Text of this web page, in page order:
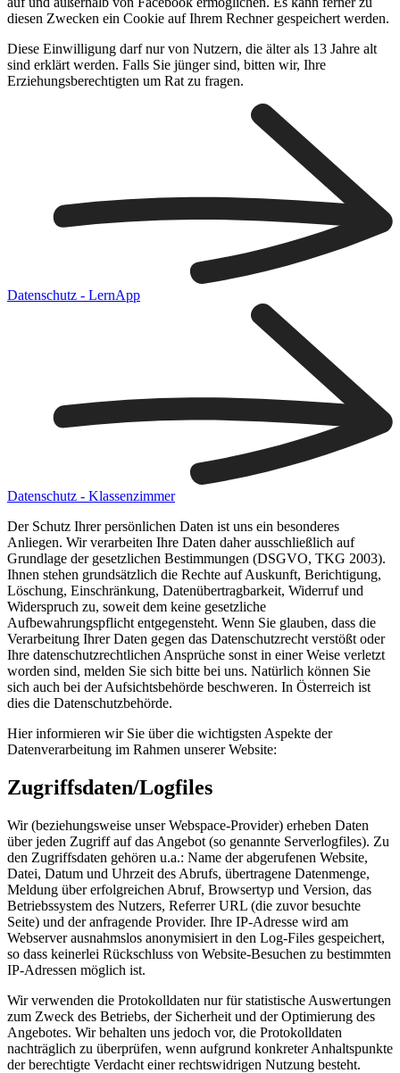
diesen Zwecken ein Cookie auf Ihrem Rechner gespeichert werden.
Diese Einwilligung darf nur von Nutzern, die älter als 13 Jahre alt
sind erklärt werden. Falls Sie jünger sind, bitten wir, Ihre
Erziehungsberechtigten um Rat zu fragen.
Datenschutz - LernApp
Datenschutz - Klassenzimmer
Der Schutz Ihrer persönlichen Daten ist uns ein besonderes
Anliegen. Wir verarbeiten Ihre Daten daher ausschließlich auf
Grundlage der gesetzlichen Bestimmungen (DSGVO, TKG 2003).
Ihnen stehen grundsätzlich die Rechte auf Auskunft, Berichtigung,
Löschung, Einschränkung, Datenübertragbarkeit, Widerruf und
Widerspruch zu, soweit dem keine gesetzliche
Aufbewahrungspflicht entgegensteht. Wenn Sie glauben, dass die
Verarbeitung Ihrer Daten gegen das Datenschutzrecht verstößt oder
Ihre datenschutzrechtlichen Ansprüche sonst in einer Weise verletzt
worden sind, melden Sie sich bitte bei uns. Natürlich können Sie
sich auch bei der Aufsichtsbehörde beschweren. In Österreich ist
dies die Datenschutzbehörde.
Hier informieren wir Sie über die wichtigsten Aspekte der
Datenverarbeitung im Rahmen unserer Website:
Zugriffsdaten/Logfiles
Wir (beziehungsweise unser Webspace-Provider) erheben Daten
über jeden Zugriff auf das Angebot (so genannte Serverlogfiles). Zu
den Zugriffsdaten gehören u.a.: Name der abgerufenen Website,
Datei, Datum und Uhrzeit des Abrufs, übertragene Datenmenge,
Meldung über erfolgreichen Abruf, Browsertyp und Version, das
Betriebssystem des Nutzers, Referrer URL (die zuvor besuchte
Seite) und der anfragende Provider. Ihre IP-Adresse wird am
Webserver ausnahmslos anonymisiert in den Log-Files gespeichert,
so dass keinerlei Rückschluss von Website-Besuchen zu bestimmten
IP-Adressen möglich ist.
Wir verwenden die Protokolldaten nur für statistische Auswertungen
zum Zweck des Betriebs, der Sicherheit und der Optimierung des
Angebotes. Wir behalten uns jedoch vor, die Protokolldaten
nachträglich zu überprüfen, wenn aufgrund konkreter Anhaltspunkte
der berechtigte Verdacht einer rechtswidrigen Nutzung besteht.